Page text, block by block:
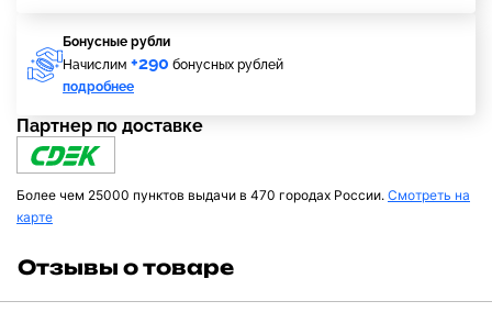
Бонусные рубли
Начислим +290 бонусных рублей
подробнее
Партнер по доставке
Более чем 25000 пунктов выдачи в 470 городах России. Смотреть на
карте
Отзывы о товаре